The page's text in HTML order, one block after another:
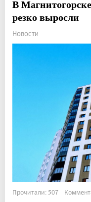
В
резко выросли
Новости
Прочитали: 507